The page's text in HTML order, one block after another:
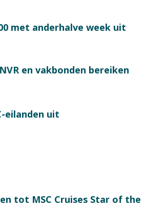
met anderhalve week uit
en vakbonden bereiken
eilanden uit
tot MSC Cruises Star of the